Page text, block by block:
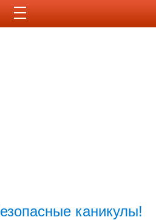
каникулы!